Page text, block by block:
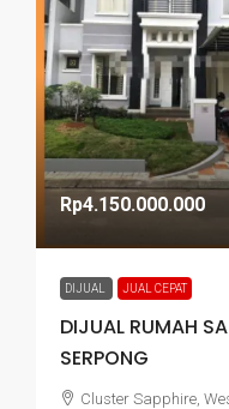
Rp4.150.000.000
DIJUAL JUAL CEPAT
DIJUAL RUMAH
SERPONG
Cluster Sapphire,